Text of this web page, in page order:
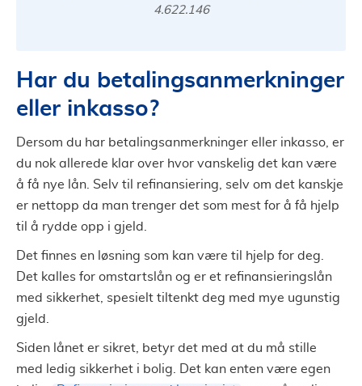
4.622.146
Har du betalingsanmerkninger
eller inkasso?
Dersom du har betalingsanmerkninger eller inkasso, er
du nok allerede klar over hvor vanskelig det kan være
å få nye lån. Selv til refinansiering, selv om det kanskje
er nettopp da man trenger det som mest for å få hjelp
til å rydde opp i gjeld.
Det finnes en løsning som kan være til hjelp for deg.
Det kalles for omstartslån og er et refinansieringslån
med sikkerhet, spesielt tiltenkt deg med mye ugunstig
gjeld.
Siden lånet er sikret, betyr det med at du må stille
med ledig sikkerhet i bolig. Det kan enten være egen